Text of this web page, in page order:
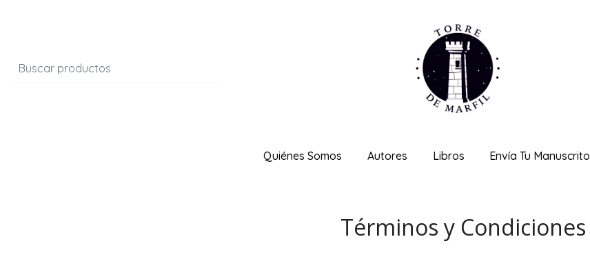
Quiénes Somos Autores Libros Envía Tu Manuscrito
Términos y Condiciones